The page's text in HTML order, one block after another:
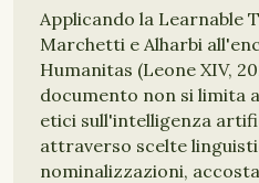
Applicando la Learnable
Marchetti e Alharbi
Humanitas (Leone XIV,
documento non si limita
etici sull'intelligenza
attraverso scelte
nominalizzazioni,